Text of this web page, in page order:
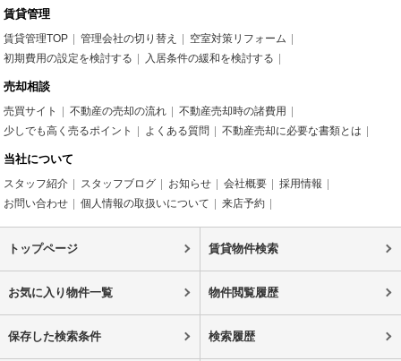
賃貸管理
賃貸管理TOP 管理会社の切り替え
空室対策リフォーム
初期費用の設定を検討する
入居条件の緩和を検討する
売却相談
売買サイト 不動産の売却の流れ
不動産売却時の諸費用
少しでも高く売るポイント
よくある質問 不動産売却に必要な書類とは
当社について
スタッフ紹介 スタッフブログ お知らせ 会社概要
採用情報
お問い合わせ
個人情報の取扱いについて 来店予約
トップページ 賃貸物件検索
お気に入り物件一覧 物件閲覧履歴
保存した検索条件 検索履歴